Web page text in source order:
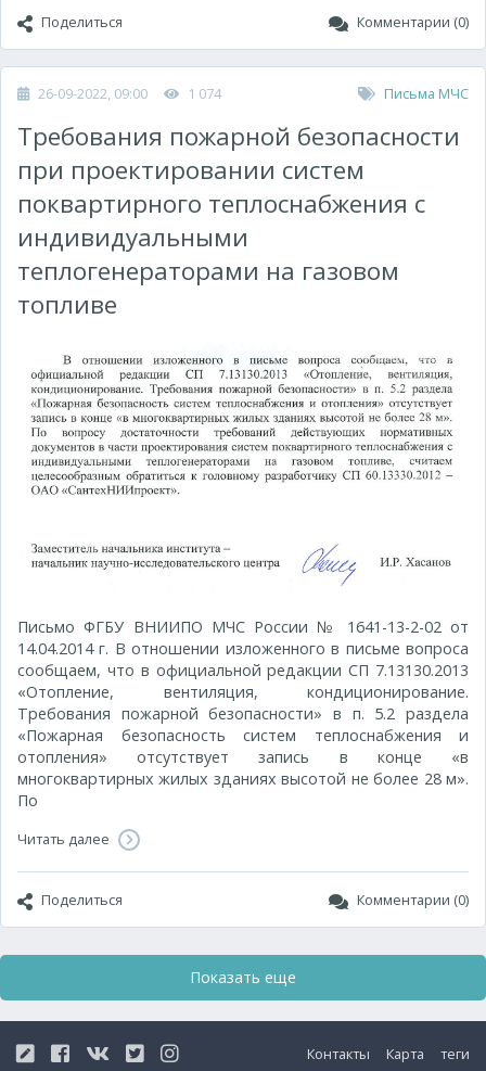
Поделиться Комментарии (0)
26-09-2022, 09:00 1 074 Письма МЧС
Требования пожарной безопасности
при проектировании систем
поквартирного теплоснабжения с
индивидуальными
теплогенераторами на газовом
топливе
Письмо ФГБУ ВНИИПО МЧС России № 1641-13-2-02 от
14.04.2014 г. В отношении изложенного в письме вопроса
сообщаем, что в официальной редакции СП 7.13130.2013
«Отопление, вентиляция, кондиционирование.
Требования пожарной безопасности» в п. 5.2 раздела
«Пожарная безопасность систем теплоснабжения и
отопления» отсутствует запись в конце «в
многоквартирных жилых зданиях высотой не более 28 м».
По
Читать далее
Поделиться Комментарии (0)
Показать еще
Контакты Карта теги